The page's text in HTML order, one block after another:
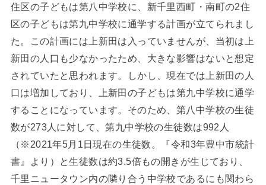
住区の子どもは第八中学校に、新千里西町・南町の2住
区の子どもは第九中学校に通学する計画が立てられまし
た。この計画には上新田は入っていませんが、当初は上
新田の人口も少なかったため、大きな影響はないと想定
されていたと思われます。しかし、現在では上新田の人
口は増加しており、上新田の子どもは第九中学校に通学
することになっています。そのため、第八中学校の生徒
数が273人に対して、第九中学校の生徒数は992人
（※2021年5月1日現在の生徒数。『令和3年豊中市統計
書』より）と生徒数は約3.5倍もの開きが生じており、
千里ニュータウン内の隣り合う中学校であるにも関わら